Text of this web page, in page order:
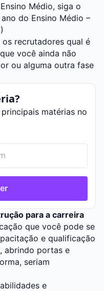
Médio, siga o
do Ensino Médio –
recrutadores qual é
você ainda não
ou alguma outra fase
matérias no
para a carreira
que você pode se
e qualificação
abrindo portas e
seriam
e